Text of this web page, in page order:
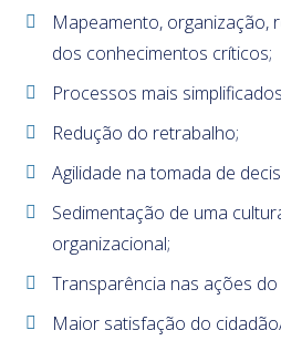
Mapeamento, organização,
dos conhecimentos críticos;
Processos mais
Redução do retrabalho;
Agilidade na tomada de
Sedimentação de uma
organizacional;
Transparência nas ações
Maior satisfação do